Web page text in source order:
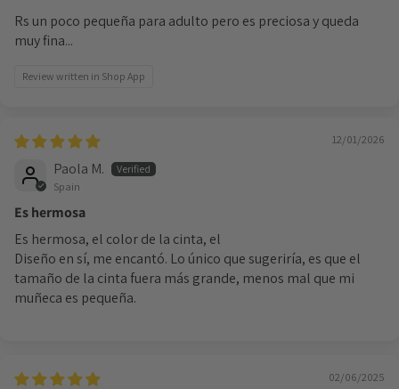
Rs un poco pequeña para adulto pero es preciosa y queda
muy fina...
Review written in Shop App
12/01/2026
Paola M.
Spain
Es hermosa
Es hermosa, el color de la cinta, el
Diseño en sí, me encantó. Lo único que sugeriría, es que el
tamaño de la cinta fuera más grande, menos mal que mi
muñeca es pequeña.
02/06/2025